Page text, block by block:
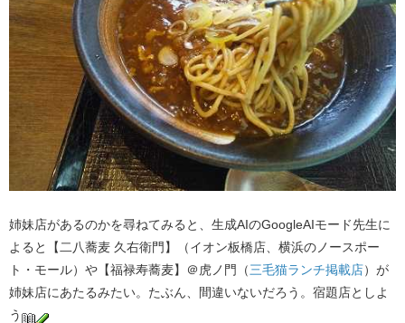
姉妹店があるのかを尋ねてみると、生成AIのGoogleAIモード先生に
よると【二八蕎麦 久右衛門】（イオン板橋店、横浜のノースポー
ト・モール）や【福禄寿蕎麦】＠虎ノ門（三毛猫ランチ掲載店）が
姉妹店にあたるみたい。たぶん、間違いないだろう。宿題店としよ
う